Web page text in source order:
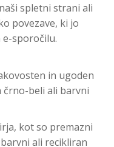
spletni strani ali
povezave, ki jo
sporočilu.
in ugoden
črno-beli ali barvni
kot so premazni
ali recikliran